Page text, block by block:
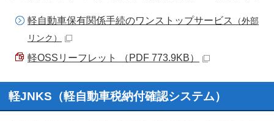
軽自動車保有関係手続のワンストップサービス
（外部
リンク）
軽OSSリーフレット （PDF 773.9KB）
軽JNKS（軽自動車税納付確認システム）